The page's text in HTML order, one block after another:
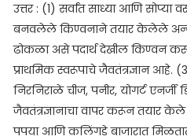
उत्तर : (1) सर्वांत साध्या आणि सोप्या
बनवलेले किण्वनाने तयार केलेले
ढोकळा असे पदार्थ देखील किण्वन
प्राथमिक स्वरूपाचे जैवतंत्रज्ञान आहे.
निरनिराळे चीज, पनीर, योगर्ट एनर्जी
जैवतंत्रज्ञानाचा वापर करून तयार केले
पपया आणि कलिंगडे बाजारात